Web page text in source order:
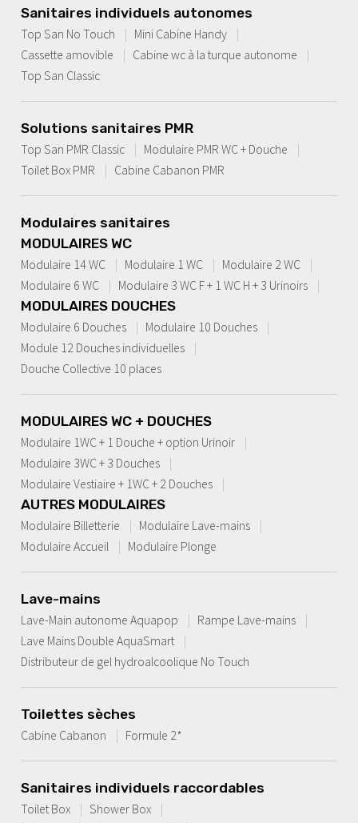
Sanitaires individuels autonomes
Top San No Touch
Mini Cabine Handy
Cassette amovible
Cabine wc à la turque autonome
Top San Classic
Solutions sanitaires PMR
Top San PMR Classic
Modulaire PMR WC + Douche
Toilet Box PMR
Cabine Cabanon PMR
Modulaires sanitaires
MODULAIRES WC
Modulaire 14 WC
Modulaire 1 WC
Modulaire 2 WC
Modulaire 6 WC
Modulaire 3 WC F + 1 WC H + 3 Urinoirs
MODULAIRES DOUCHES
Modulaire 6 Douches
Modulaire 10 Douches
Module 12 Douches individuelles
Douche Collective 10 places
MODULAIRES WC + DOUCHES
Modulaire 1WC + 1 Douche + option Urinoir
Modulaire 3WC + 3 Douches
Modulaire Vestiaire + 1WC + 2 Douches
AUTRES MODULAIRES
Modulaire Billetterie
Modulaire Lave-mains
Modulaire Accueil
Modulaire Plonge
Lave-mains
Lave-Main autonome Aquapop
Rampe Lave-mains
Lave Mains Double AquaSmart
Distributeur de gel hydroalcoolique No Touch
Toilettes sèches
Cabine Cabanon
Formule 2*
Sanitaires individuels raccordables
Toilet Box
Shower Box